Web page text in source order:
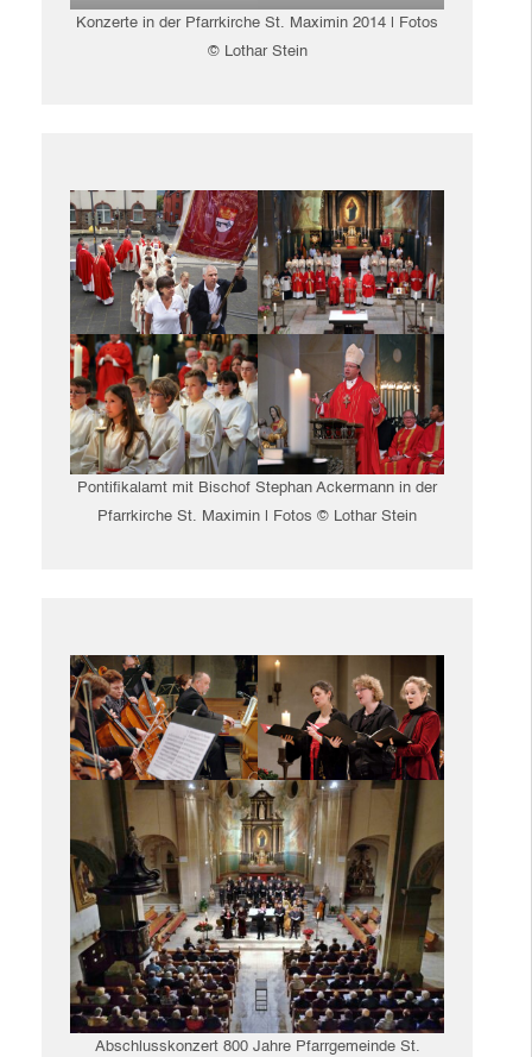
Konzerte in der Pfarrkirche St. Maximin 2014 | Fotos
© Lothar Stein
Pontifikalamt mit Bischof Stephan Ackermann in der
Pfarrkirche St. Maximin | Fotos © Lothar Stein
Abschlusskonzert 800 Jahre Pfarrgemeinde St.